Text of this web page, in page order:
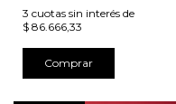
3 cuotas sin interés de
$ 86.666,33
Comprar